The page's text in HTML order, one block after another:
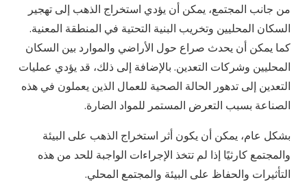
من جانب المجتمع، يمكن أن يؤدي استخراج الذهب إلى تهجير
السكان المحليين وتخريب البنية التحتية في المنطقة المعنية.
كما يمكن أن يحدث صراع حول الأراضي والموارد بين السكان
المحليين وشركات التعدين. بالإضافة إلى ذلك، قد يؤدي عمليات
التعدين إلى تدهور الحالة الصحية للعمال الذين يعملون في هذه
الصناعة بسبب التعرض المستمر للمواد الضارة.
بشكل عام، يمكن أن يكون أثر استخراج الذهب على البيئة
والمجتمع كارثيًا إذا لم تتخذ الإجراءات الواجبة للحد من هذه
التأثيرات والحفاظ على البيئة والمجتمع المحلي.